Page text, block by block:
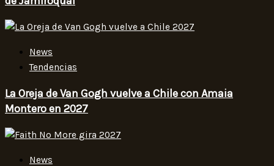
News
Tendencias
La Oreja de Van Gogh vuelve a Chile con Amaia
Montero en 2027
News